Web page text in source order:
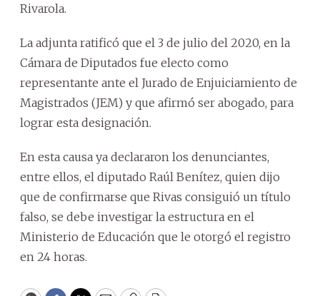
Rivarola.
La adjunta ratificó que el 3 de julio del 2020, en la
Cámara de Diputados fue electo como
representante ante el Jurado de Enjuiciamiento de
Magistrados (JEM) y que afirmó ser abogado, para
lograr esta designación.
En esta causa ya declararon los denunciantes,
entre ellos, el diputado Raúl Benítez, quien dijo
que de confirmarse que Rivas consiguió un título
falso, se debe investigar la estructura en el
Ministerio de Educación que le otorgó el registro
en 24 horas.